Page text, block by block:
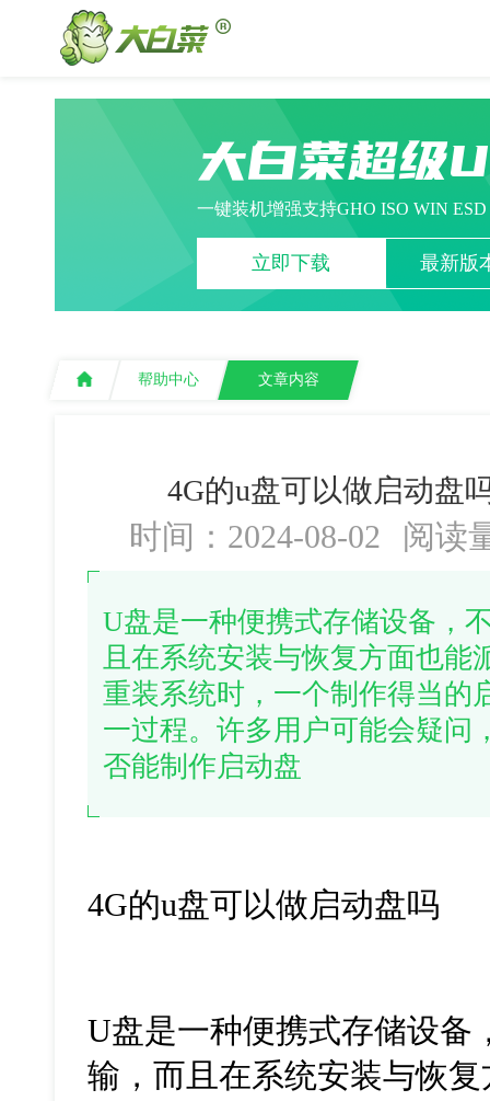
大白菜超级
一键装机增强支持GHO ISO WIN
立即下载 最新版
帮助中心 文章内容
4G的u盘可以做启动盘
时间：2024-08-02 阅读
U盘是一种便携式存储设备，
且在系统安装与恢复方面也能
重装系统时，一个制作得当的
一过程。许多用户可能会疑问
否能制作启动盘
4G的u盘可以做启动盘吗
U盘是一种便携式存储设备
输，而且在系统安装与恢